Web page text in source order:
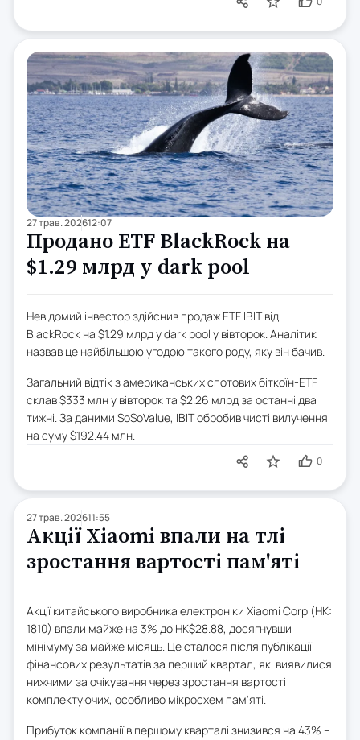
27 трав. 202612:07
Продано ETF BlackRock на
$1.29 млрд у dark pool
Невідомий інвестор здійснив продаж ETF IBIT від
BlackRock на $1.29 млрд у dark pool у вівторок. Аналітик
назвав це найбільшою угодою такого роду, яку він бачив.
Загальний відтік з американських спотових біткоїн-ETF
склав $333 млн у вівторок та $2.26 млрд за останні два
тижні. За даними SoSoValue, IBIT обробив чисті вилучення
на суму $192.44 млн.
0
27 трав. 202611:55
Акції Xiaomi впали на тлі
зростання вартості пам'яті
Акції китайського виробника електроніки Xiaomi Corp (HK:
1810) впали майже на 3% до HK$28.88, досягнувши
мінімуму за майже місяць. Це сталося після публікації
фінансових результатів за перший квартал, які виявилися
нижчими за очікування через зростання вартості
комплектуючих, особливо мікросхем пам'яті.
Прибуток компанії в першому кварталі знизився на 43% –